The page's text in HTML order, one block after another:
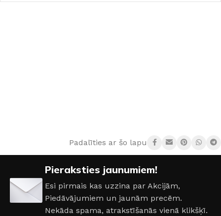
Padalīties ar šo lapu:
Pieraksties jaunumiem!
Esi pirmais kas uzzina par Akcijām,
Piedāvājumiem un jaunām precēm.
Nekāda spama, atrakstīšanās vienā klikšķī.